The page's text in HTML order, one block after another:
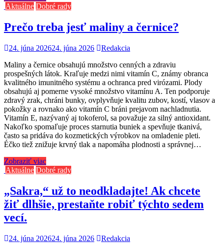
Aktuálne Dobré rady
Prečo treba jesť maliny a černice?
24. júna 202624. júna 2026
Redakcia
Maliny a černice obsahujú množstvo cenných a zdraviu
prospešných látok. Kraľuje medzi nimi vitamín C, známy obranca
kvalitného imunitného systému a ochranca pred virózami. Plody
obsahujú aj pomerne vysoké množstvo vitamínu A. Ten podporuje
zdravý zrak, chráni bunky, ovplyvňuje kvalitu zubov, kostí, vlasov a
pokožky a rovnako ako vitamín C bráni prejavom nachladnutia.
Vitamín E, nazývaný aj tokoferol, sa považuje za silný antioxidant.
Nakoľko spomaľuje proces starnutia buniek a spevňuje tkanivá,
často sa pridáva do kozmetických výrobkov na omladenie pleti.
Éčko tiež znižuje krvný tlak a napomáha plodnosti a správnej…
Zobraziť viac
Aktuálne Dobré rady
„Sakra,“ už to neodkladajte! Ak chcete
žiť dlhšie, prestaňte robiť týchto sedem
vecí.
24. júna 202624. júna 2026 Redakcia